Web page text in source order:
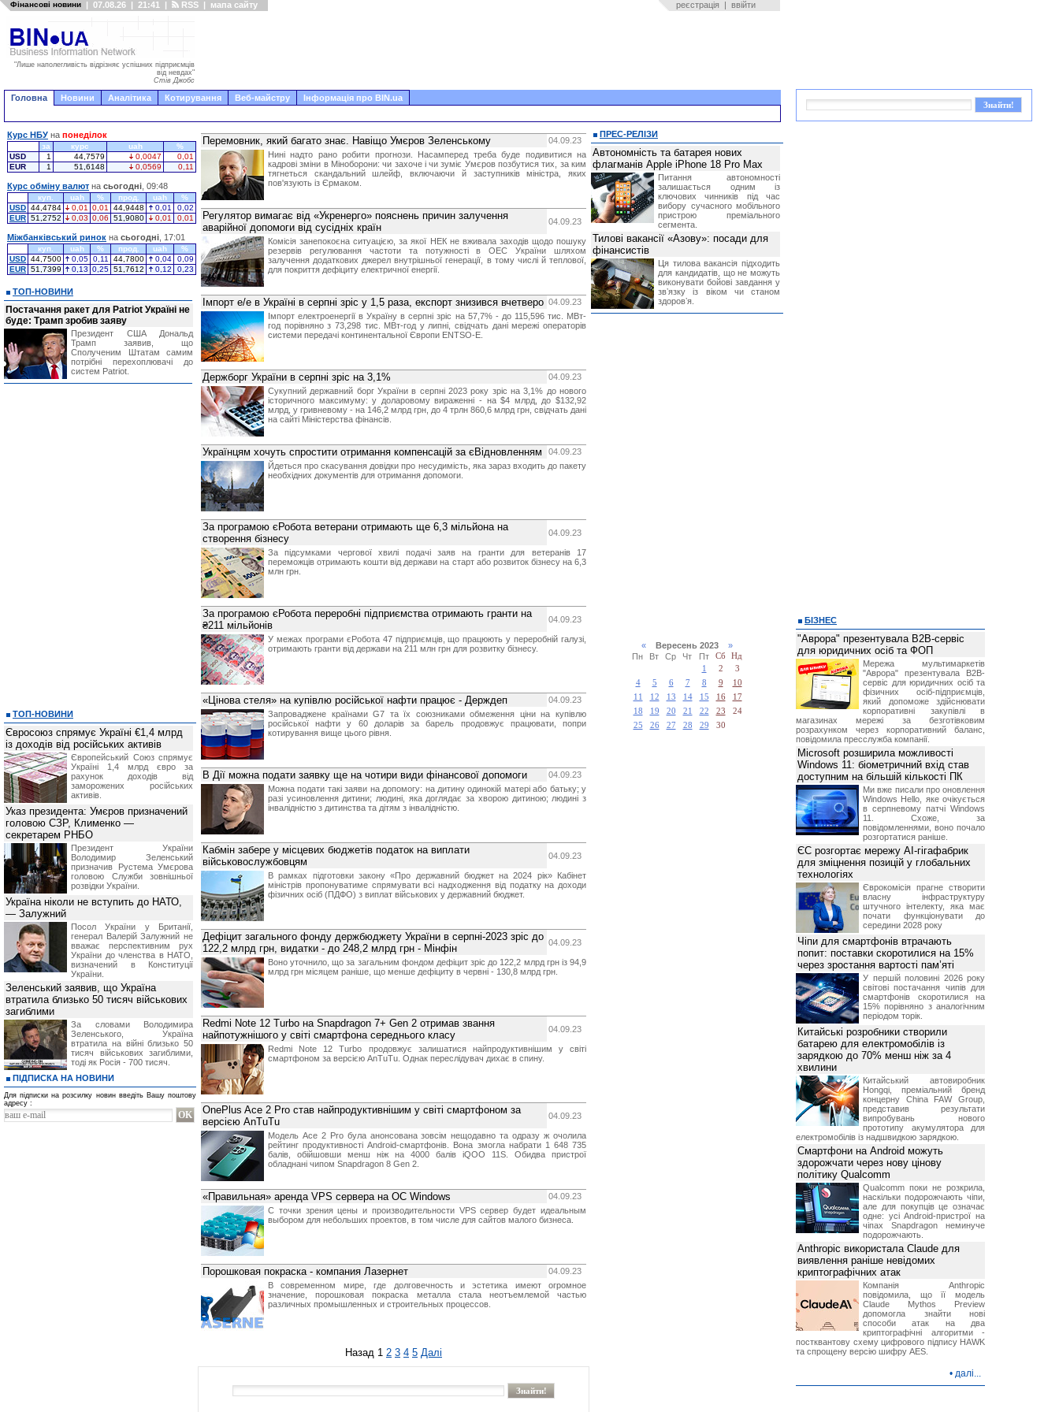
Фінансові новини | 07.08.26 | 21:41 | RSS | мапа сайту реєстрація | ввійти
"Лише наполегливість відрізняє успішних підприємців
від невдах"
Стів Джобс
Головна Новини Аналітика Котирування Веб-майстру Інформація про BIN.ua
Перемовник, який багато знає. Навіщо Умєров Зеленському
04.09.23
Нині надто рано робити прогнози. Насамперед треба буде подивитися на
кадрові зміни в Міноборони: чи захоче і чи зуміє Умєров позбутися тих, за ким
тягнеться скандальний шлейф, включаючи й заступників міністра, яких
пов'язують із Єрмаком.
Регулятор вимагає від «Укренерго» пояснень причин залучення
аварійної допомоги від сусідніх країн
04.09.23
Комісія занепокоєна ситуацією, за якої НЕК не вживала заходів щодо пошуку
резервів регулювання частоти та потужності в ОЕС України шляхом
залучення додаткових джерел внутрішньої генерації, в тому числі й теплової,
для покриття дефіциту електричної енергії.
Імпорт е/е в Україні в серпні зріс у 1,5 раза, експорт знизився вчетверо 04.09.23
Імпорт електроенергії в Україну в серпні зріс на 57,7% - до 115,596 тис. МВт-
год порівняно з 73,298 тис. МВт-год у липні, свідчать дані мережі операторів
системи передачі континентальної Європи ENTSO-E.
Держборг України в серпні зріс на 3,1%
04.09.23
Сукупний державний борг України в серпні 2023 року зріс на 3,1% до нового
історичного максимуму: у доларовому вираженні - на $4 млрд, до $132,92
млрд, у гривневому - на 146,2 млрд грн, до 4 трлн 860,6 млрд грн, свідчать дані
на сайті Міністерства фінансів.
Українцям хочуть спростити отримання компенсацій за єВідновленням
04.09.23
Йдеться про скасування довідки про несудимість, яка зараз входить до пакету
необхідних документів для отримання допомоги.
За програмою єРобота ветерани отримають ще 6,3 мільйона на
створення бізнесу
04.09.23
За підсумками чергової хвилі подачі заяв на гранти для ветеранів 17
переможців отримають кошти від держави на старт або розвиток бізнесу на 6,3
млн грн.
За програмою єРобота переробні підприємства отримають гранти на
₴211 мільйонів
04.09.23
У межах програми єРобота 47 підприємців, що працюють у переробній галузі,
отримають гранти від держави на 211 млн грн для розвитку бізнесу.
«Цінова стеля» на купівлю російської нафти працює - Держдеп
04.09.23
Запроваджене країнами G7 та їх союзниками обмеження ціни на купівлю
російської нафти у 60 доларів за барель продовжує працювати, попри
котирування вище цього рівня.
В Дії можна подати заявку ще на чотири види фінансової допомоги
04.09.23
Можна подати такі заяви на допомогу: на дитину одинокій матері або батьку; у
разі усиновлення дитини; людині, яка доглядає за хворою дитиною; людині з
інвалідністю з дитинства та дітям з інвалідністю.
Кабмін забере у місцевих бюджетів податок на виплати
військовослужбовцям
04.09.23
В рамках підготовки закону «Про державний бюджет на 2024 рік» Кабінет
міністрів пропонуватиме спрямувати всі надходження від податку на доходи
фізичних осіб (ПДФО) з виплат військових у державний бюджет.
Дефіцит загального фонду держбюджету України в серпні-2023 зріс до
122,2 млрд грн, видатки - до 248,2 млрд грн - Мінфін
04.09.23
Воно уточнило, що за загальним фондом дефіцит зріс до 122,2 млрд грн із 94,9
млрд грн місяцем раніше, що менше дефіциту в червні - 130,8 млрд грн.
Redmi Note 12 Turbo на Snapdragon 7+ Gen 2 отримав звання
найпотужнішого у світі смартфона середнього класу
04.09.23
Redmi Note 12 Turbo продовжує залишатися найпродуктивнішим у світі
смартфоном за версією AnTuTu. Однак переслідувач дихає в спину.
OnePlus Ace 2 Pro став найпродуктивнішим у світі смартфоном за
версією AnTuTu
04.09.23
Модель Ace 2 Pro була анонсована зовсім нещодавно та одразу ж очолила
рейтинг продуктивності Android-смартфонів. Вона змогла набрати 1 648 735
балів, обійшовши менш ніж на 4000 балів iQOO 11S. Обидва пристрої
обладнані чипом Snapdragon 8 Gen 2.
«Правильная» аренда VPS сервера на ОС Windows
04.09.23
С точки зрения цены и производительности VPS сервер будет идеальным
выбором для небольших проектов, в том числе для сайтов малого бизнеса.
Порошковая покраска - компания Лазернет
04.09.23
В современном мире, где долговечность и эстетика имеют огромное
значение, порошковая покраска металла стала неотъемлемой частью
различных промышленных и строительных процессов.
Назад 1 2 3 4 5 Далі
Курс НБУ на понеділок
за курс uah
%
USD
1 44,7579 0,0047
0,01
EUR
1 51,6148 0,0569 0,11
Курс обміну валют на сьогодні , 09:48
куп. uah % прод. uah
%
USD 44,4784 0,01 0,01 44,9448 0,01
0,02
EUR 51,2752 0,03 0,06 51,9080 0,01 0,01
Міжбанківський ринок на сьогодні , 17:01
куп. uah % прод. uah
%
USD 44,7500 0,05 0,11 44,7800 0,04
0,09
EUR 51,7399 0,13 0,25 51,7612 0,12 0,23
ТОП-НОВИНИ
Постачання ракет для Patriot Україні не
буде: Трамп зробив заяву
Президент США Дональд
Трамп заявив, що
Сполученим Штатам самим
потрібні перехоплювачі до
систем Patriot.
ТОП-НОВИНИ
Євросоюз спрямує Україні €1,4 млрд
із доходів від російських активів
Європейський Союз спрямує
Україні 1,4 млрд євро за
рахунок доходів від
заморожених російських
активів.
Указ президента: Умєров призначений
головою СЗР, Клименко —
секретарем РНБО
Президент України
Володимир Зеленський
призначив Pустема Умєрова
головою Служби зовнішньої
розвідки України.
Україна ніколи не вступить до НАТО,
— Залужний
Посол України у Британії,
генерал Валерій Залужний не
вважає перспективним рух
України до членства в НАТО,
визначений в Конституції
України.
Зеленський заявив, що Україна
втратила близько 50 тисяч військових
загиблими
За словами Володимира
Зеленського, Україна
втратила на війні близько 50
тисяч військових загиблими,
тоді як Росія - 700 тисяч.
ПІДПИСКА НА НОВИНИ
Для підписки на розсилку новин введіть Вашу поштову
адресу :
ПРЕС-РЕЛІЗИ
Автономність та батарея нових
флагманів Apple iPhone 18 Pro Max
Питання автономності
залишається одним із
ключових чинників під час
вибору сучасного мобільного
пристрою преміального
сегмента.
Тилові вакансії «Азову»: посади для
фінансистів
Ця тилова вакансія підходить
для кандидатів, що не можуть
виконувати бойові завдання у
звʼязку із віком чи станом
здоровʼя.
« Вересень 2023 »
Пн
Вт Ср Чт Пт Сб
Нд
1
2
3
4
5 6 7 8 9
10
11
12 13 14 15 16
17
18
19 20 21 22 23
24
25
26 27 28 29 30
БІЗНЕС
"Аврора" презентувала B2B-сервіс
для юридичних осіб та ФОП
Мережа мультимаркетів
"Аврора" презентувала B2B-
сервіс для юридичних осіб та
фізичних осіб-підприємців,
який допоможе здійснювати
корпоративні закупівлі в
магазинах мережі за безготівковим
розрахунком через корпоративний баланс,
повідомила пресслужба компанії.
Microsoft розширила можливості
Windows 11: біометричний вхід став
доступним на більшій кількості ПК
Ми вже писали про оновлення
Windows Hello, яке очікується
в серпневому патчі Windows
11. Схоже, за
повідомленнями, воно почало
розгортатися раніше.
ЄС розгортає мережу AI-гігафабрик
для зміцнення позицій у глобальних
технологіях
Єврокомісія прагне створити
власну інфраструктуру
штучного інтелекту, яка має
почати функціонувати до
середини 2028 року
Чіпи для смартфонів втрачають
попит: поставки скоротилися на 15%
через зростання вартості пам’яті
У першій половині 2026 року
світові постачання чипів для
смартфонів скоротилися на
15% порівняно з аналогічним
періодом торік.
Китайські розробники створили
батарею для електромобілів із
зарядкою до 70% менш ніж за 4
хвилини
Китайський автовиробник
Hongqi, преміальний бренд
концерну China FAW Group,
представив результати
випробувань нового
прототипу акумулятора для
електромобілів із надшвидкою зарядкою.
Смартфони на Android можуть
здорожчати через нову цінову
політику Qualcomm
Qualcomm поки не розкрила,
наскільки подорожчають чіпи,
але для покупців це означає
одне: усі Android-пристрої на
чіпах Snapdragon неминуче
подорожчають.
Anthropic використала Claude для
виявлення раніше невідомих
криптографічних атак
Компанія Anthropic
повідомила, що її модель
Claude Mythos Preview
допомогла знайти нові
способи атак на два
криптографічні алгоритми -
постквантову схему цифрового підпису HAWK
та спрощену версію шифру AES.
• далі...